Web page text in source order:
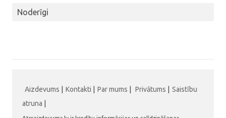
Noderīgi
Aizdevums Kontakti Par mums Privātums
Saistību
atruna